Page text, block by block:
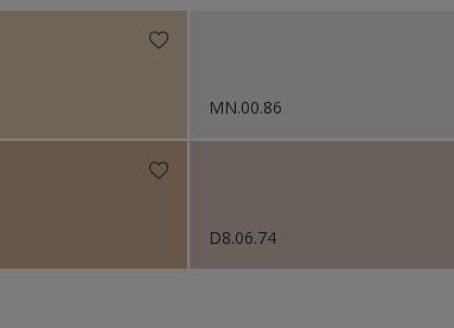
MN.00.86
D8.06.74